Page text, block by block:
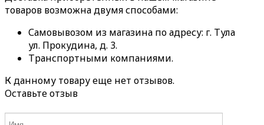
товаров возможна двумя способами:
Самовывозом из магазина по адресу: г. Тула
ул. Прокудина, д. 3.
Транспортными компаниями.
К данному товару еще нет отзывов.
Оставьте отзыв